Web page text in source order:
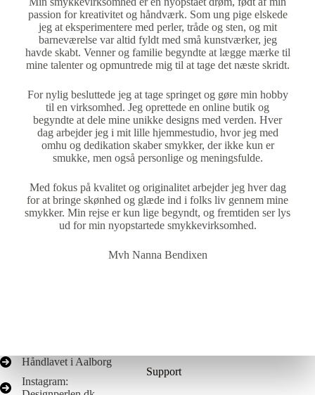
passion for kreativitet og håndværk. Som ung pige elskede
jeg at eksperimentere med perler, tråde og sten, og mit
barneværelse var altid fyldt med små kunstværker, jeg
havde skabt. Venner og familie begyndte at lægge mærke til
mine talenter og opmuntrede mig til at tage det næste skridt.
For nylig besluttede jeg at tage springet og gøre min hobby
til en virksomhed. Jeg oprettede en online butik og
begyndte at dele mine unikke designs med verden. Hver
dag arbejder jeg i mit lille hjemmestudio, hvor jeg med
omhu og dedikation skaber smykker, der ikke kun er
smukke, men også personlige og meningsfulde.
Med fokus på kvalitet og originalitet arbejder jeg hver dag
for at bringe skønhed og glæde ind i folks liv gennem mine
smykker. Min rejse er kun lige begyndt, og fremtiden ser lys
ud for min nyopstartede smykkevirksomhed.
Mvh Nanna Bendixen
Håndlavet i Aalborg
Instagram:
Support